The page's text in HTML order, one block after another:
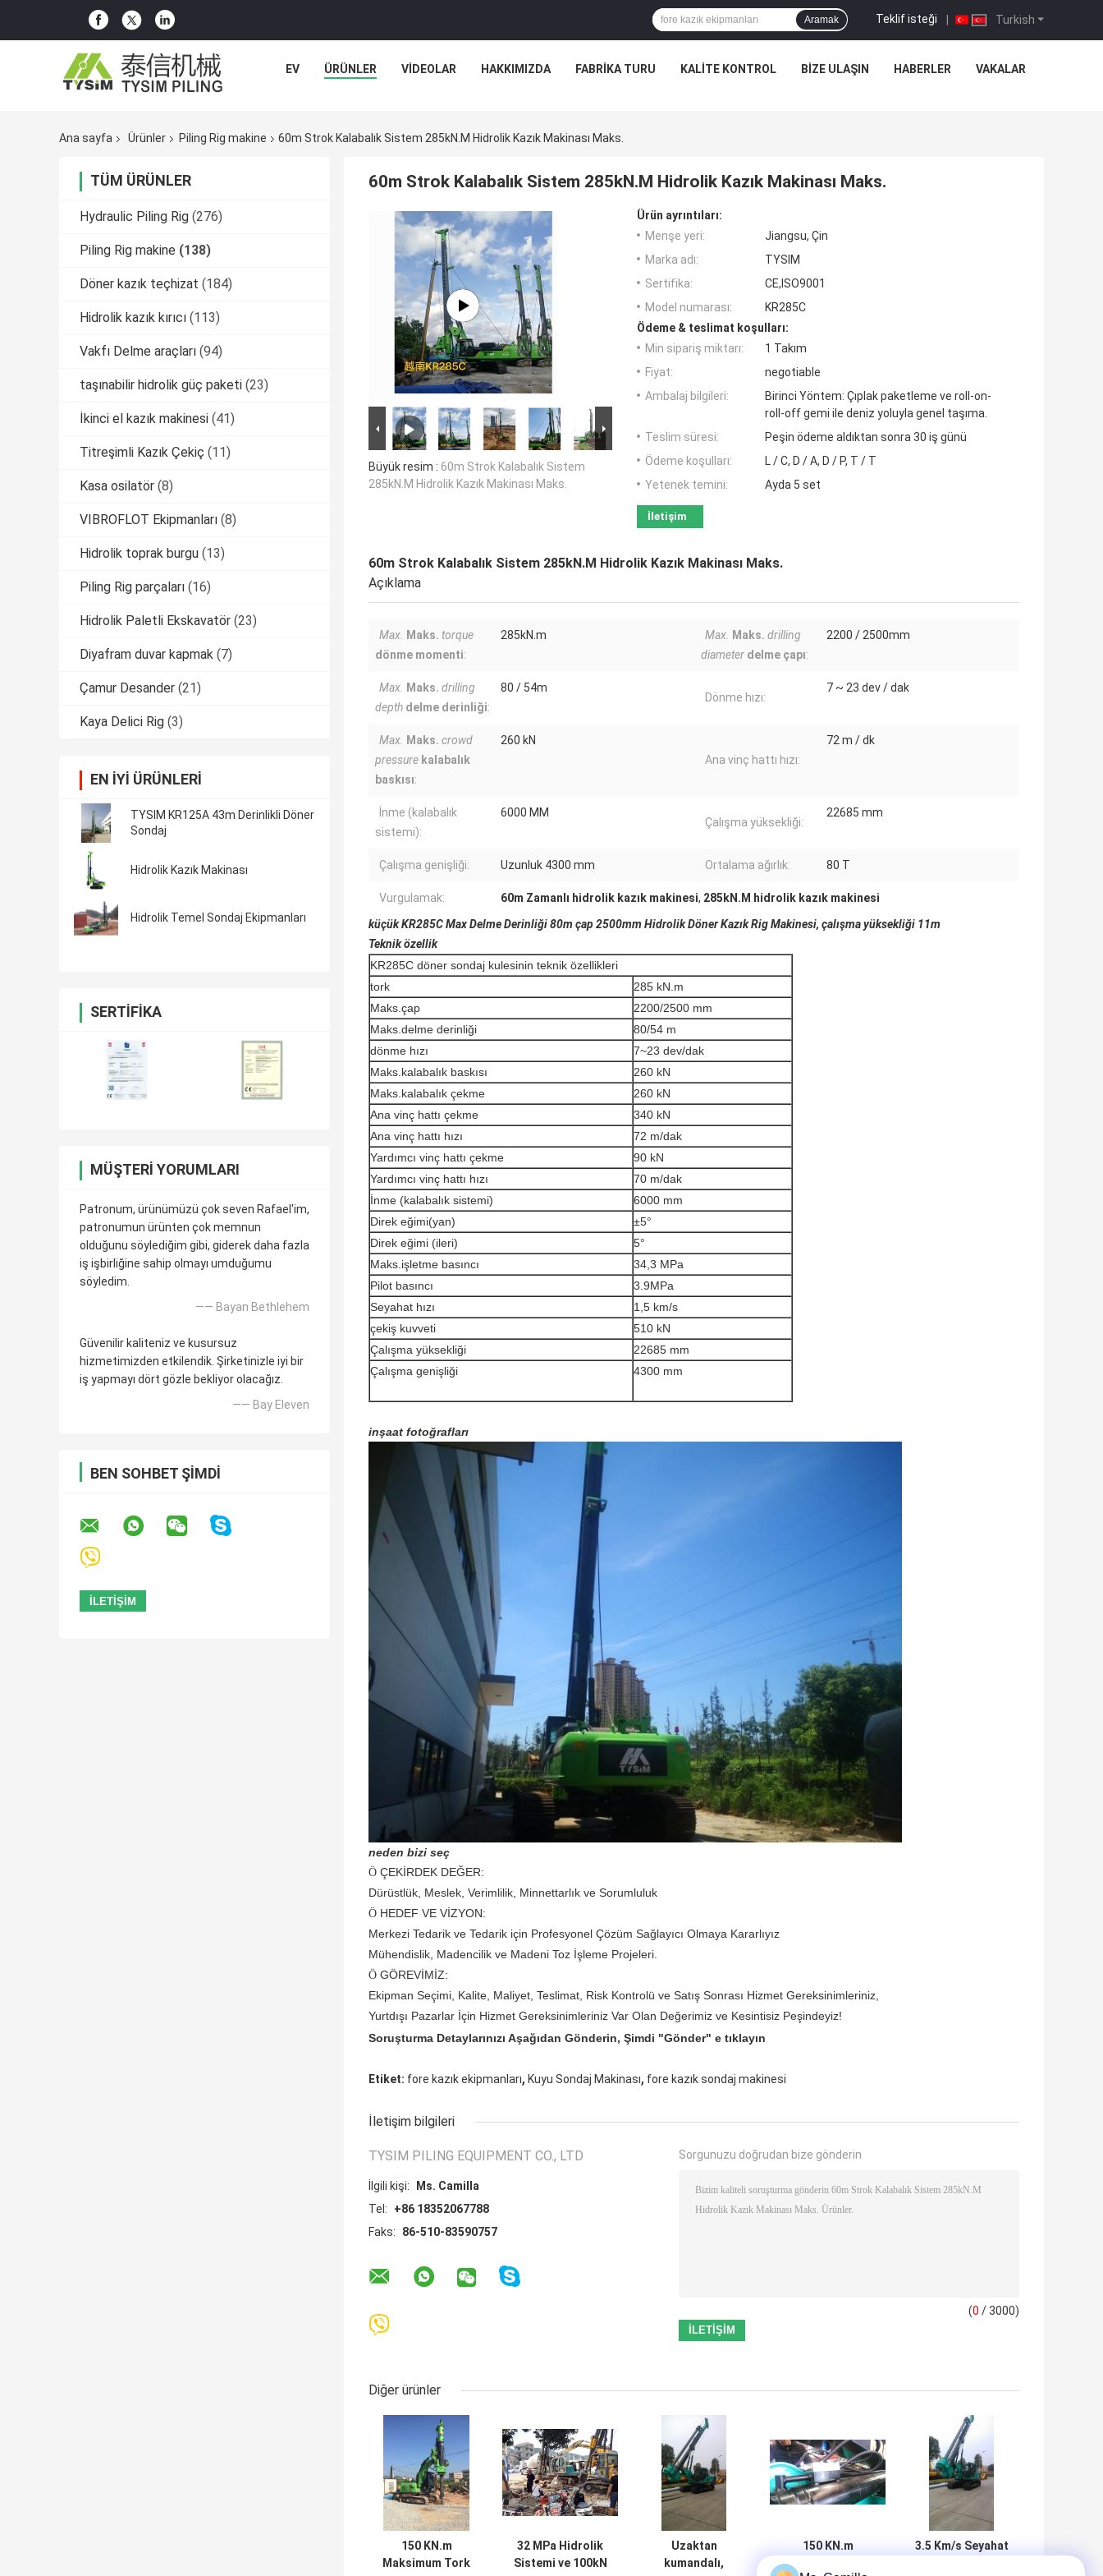
Turkish
Teklif isteği |
Aramak
EV ÜRÜNLER VIDEOLAR HAKKIMIZDA FABRIKA TURU KALITE KONTROL BIZE ULAŞIN HABERLER VAKALAR
Ana sayfa Ürünler Piling Rig makine 60m Strok Kalabalık Sistem 285kN.M Hidrolik Kazık Makinası Maks.
TÜM ÜRÜNLER
Hydraulic Piling Rig (276)
Piling Rig makine (138)
Döner kazık teçhizat (184)
Hidrolik kazık kırıcı (113)
Vakfı Delme araçları (94)
taşınabilir hidrolik güç paketi (23)
İkinci el kazık makinesi (41)
Titreşimli Kazık Çekiç (11)
Kasa osilatör (8)
VIBROFLOT Ekipmanları (8)
Hidrolik toprak burgu (13)
Piling Rig parçaları (16)
Hidrolik Paletli Ekskavatör (23)
Diyafram duvar kapmak (7)
Çamur Desander (21)
Kaya Delici Rig (3)
EN IYI ÜRÜNLERI
TYSIM KR125A 43m Derinlikli Döner
Sondaj
Hidrolik Kazık Makinası
Hidrolik Temel Sondaj Ekipmanları
SERTIFIKA
MÜŞTERI YORUMLARI
Patronum, ürünümüzü çok seven Rafael'im,
patronumun ürünten çok memnun
olduğunu söylediğim gibi, giderek daha fazla
iş işbirliğine sahip olmayı umduğumu
söyledim.
—— Bayan Bethlehem
Güvenilir kaliteniz ve kusursuz
hizmetimizden etkilendik. Şirketinizle iyi bir
iş yapmayı dört gözle bekliyor olacağız.
—— Bay Eleven
BEN SOHBET ŞIMDI
60m Strok Kalabalık Sistem 285kN.M Hidrolik Kazık Makinası Maks.
Büyük resim : 60m Strok Kalabalık Sistem
285kN.M Hidrolik Kazık Makinası Maks.
Ürün ayrıntıları:
Menşe yeri:
Jiangsu, Çin
Marka adı:
TYSIM
Sertifika:
CE,ISO9001
Model numarası:
KR285C
Ödeme & teslimat koşulları:
Min sipariş miktarı:
1 Takım
Fiyat:
negotiable
Ambalaj bilgileri:
Birinci Yöntem: Çıplak paketleme ve roll-on-
roll-off gemi ile deniz yoluyla genel taşıma.
Teslim süresi:
Peşin ödeme aldıktan sonra 30 iş günü
Ödeme koşulları:
L / C, D / A, D / P, T / T
Yetenek temini:
Ayda 5 set
İletişim
60m Strok Kalabalık Sistem 285kN.M Hidrolik Kazık Makinası Maks.
Açıklama
Max. Maks. torque
dönme momenti:
285kN.m Max. Maks. drilling
diameter delme çapı:
2200 / 2500mm
Max. Maks. drilling
depth delme derinliği:
80 / 54m
Dönme hızı:
7 ~ 23 dev / dak
Max. Maks. crowd
pressure kalabalık
baskısı:
260 kN
Ana vinç hattı hızı:
72 m / dk
İnme (kalabalık
sistemi):
6000 MM
Çalışma yüksekliği:
22685 mm
Çalışma genişliği: Uzunluk 4300 mm Ortalama ağırlık: 80 T
Vurgulamak: 60m Zamanlı hidrolik kazık makinesi, 285kN.M hidrolik kazık makinesi
küçük KR285C Max Delme Derinliği 80m çap 2500mm Hidrolik Döner Kazık Rig Makinesi, çalışma yüksekliği 11m
Teknik özellik
KR285C döner sondaj kulesinin teknik özellikleri
tork
285 kN.m
Maks.çap
2200/2500 mm
Maks.delme derinliği
80/54 m
dönme hızı
7~23 dev/dak
Maks.kalabalık baskısı
260 kN
Maks.kalabalık çekme
260 kN
Ana vinç hattı çekme
340 kN
Ana vinç hattı hızı
72 m/dak
Yardımcı vinç hattı çekme
90 kN
Yardımcı vinç hattı hızı
70 m/dak
İnme (kalabalık sistemi)
6000 mm
Direk eğimi(yan)
±5°
Direk eğimi (ileri)
5°
Maks.işletme basıncı
34,3 MPa
Pilot basıncı
3.9MPa
Seyahat hızı
1,5 km/s
çekiş kuvveti
510 kN
Çalışma yüksekliği
22685 mm
Çalışma genişliği
4300 mm
inşaat fotoğrafları
neden bizi seç
Ö ÇEKİRDEK DEĞER:
Dürüstlük, Meslek, Verimlilik, Minnettarlık ve Sorumluluk
Ö HEDEF VE VİZYON:
Merkezi Tedarik ve Tedarik için Profesyonel Çözüm Sağlayıcı Olmaya Kararlıyız
Mühendislik, Madencilik ve Madeni Toz İşleme Projeleri.
Ö GÖREVİMİZ:
Ekipman Seçimi, Kalite, Maliyet, Teslimat, Risk Kontrolü ve Satış Sonrası Hizmet Gereksinimleriniz,
Yurtdışı Pazarlar İçin Hizmet Gereksinimleriniz Var Olan Değerimiz ve Kesintisiz Peşindeyiz!
Soruşturma Detaylarınızı Aşağıdan Gönderin, Şimdi "Gönder" e tıklayın
Etiket: fore kazık ekipmanları, Kuyu Sondaj Makinası, fore kazık sondaj makinesi
İletişim bilgileri
TYSIM PILING EQUIPMENT CO., LTD
İlgili kişi:
Ms. Camilla
Tel:
+86 18352067788
Faks:
86-510-83590757
Sorgunuzu doğrudan bize gönderin
(0 / 3000)
Diğer ürünler
150 KN.m
Maksimum Tork
32 MPa Hidrolik
Sistemi ve 100kN
Uzaktan
kumandalı,
150 KN.m
Maksimum Torklu
3.5 Km/s Seyahat